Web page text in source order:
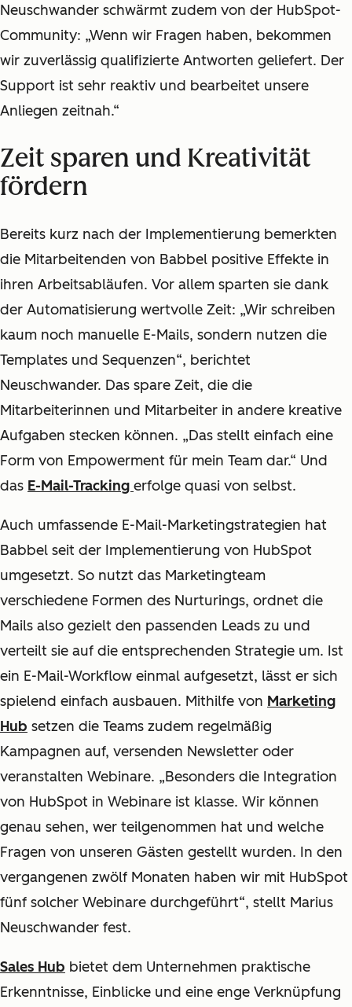
Neuschwander schwärmt zudem von der HubSpot-
Community: „Wenn wir Fragen haben, bekommen
wir zuverlässig qualifizierte Antworten geliefert. Der
Support ist sehr reaktiv und bearbeitet unsere
Anliegen zeitnah.“
Zeit sparen und Kreativität
fördern
Bereits kurz nach der Implementierung bemerkten
die Mitarbeitenden von Babbel positive Effekte in
ihren Arbeitsabläufen. Vor allem sparten sie dank
der Automatisierung wertvolle Zeit: „Wir schreiben
kaum noch manuelle E-Mails, sondern nutzen die
Templates und Sequenzen“, berichtet
Neuschwander. Das spare Zeit, die die
Mitarbeiterinnen und Mitarbeiter in andere kreative
Aufgaben stecken können. „Das stellt einfach eine
Form von Empowerment für mein Team dar.“ Und
das E-Mail-Tracking erfolge quasi von selbst.
Auch umfassende E-Mail-Marketingstrategien hat
Babbel seit der Implementierung von HubSpot
umgesetzt. So nutzt das Marketingteam
verschiedene Formen des Nurturings, ordnet die
Mails also gezielt den passenden Leads zu und
verteilt sie auf die entsprechenden Strategie um. Ist
ein E-Mail-Workflow einmal aufgesetzt, lässt er sich
spielend einfach ausbauen. Mithilfe von Marketing
Hub setzen die Teams zudem regelmäßig
Kampagnen auf, versenden Newsletter oder
veranstalten Webinare. „Besonders die Integration
von HubSpot in Webinare ist klasse. Wir können
genau sehen, wer teilgenommen hat und welche
Fragen von unseren Gästen gestellt wurden. In den
vergangenen zwölf Monaten haben wir mit HubSpot
fünf solcher Webinare durchgeführt“, stellt Marius
Neuschwander fest.
Sales Hub bietet dem Unternehmen praktische
Erkenntnisse, Einblicke und eine enge Verknüpfung